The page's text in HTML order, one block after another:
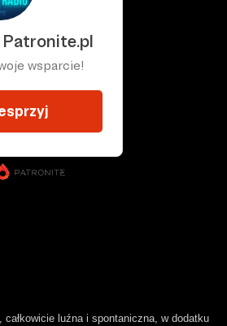
luźna i spontaniczna, w dodatku